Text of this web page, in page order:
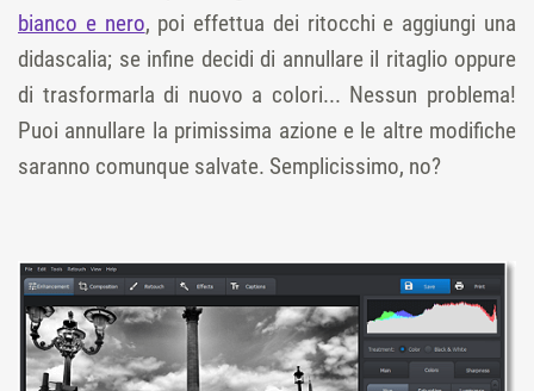
bianco e nero, poi effettua dei ritocchi e aggiungi una
didascalia; se infine decidi di annullare il ritaglio oppure
di trasformarla di nuovo a colori... Nessun problema!
Puoi annullare la primissima azione e le altre modifiche
saranno comunque salvate. Semplicissimo, no?